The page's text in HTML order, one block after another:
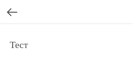
Тест